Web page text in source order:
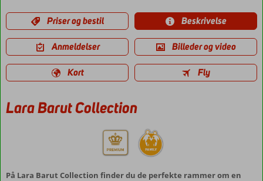
Priser og bestil Beskrivelse
Anmeldelser Billeder og video
Kort Fly
Lara Barut Collection
På Lara Barut Collection finder du de perfekte rammer om en